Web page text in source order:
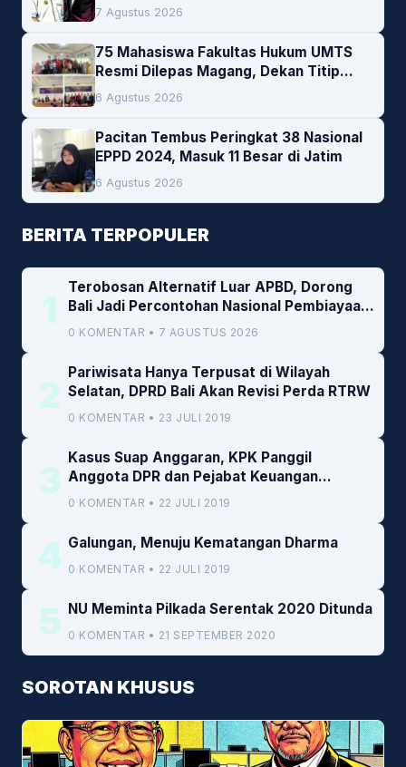
Pembiayaan Daerah
7 Agustus 2026
75 Mahasiswa Fakultas Hukum UMTS
Resmi Dilepas Magang, Dekan Titip
Empat Pesan Penting
6 Agustus 2026
Pacitan Tembus Peringkat 38 Nasional
EPPD 2024, Masuk 11 Besar di Jatim
6 Agustus 2026
BERITA TERPOPULER
1
Terobosan Alternatif Luar APBD, Dorong
Bali Jadi Percontohan Nasional Pembiayaan
Daerah
0 KOMENTAR • 7 AGUSTUS 2026
2
Pariwisata Hanya Terpusat di Wilayah
Selatan, DPRD Bali Akan Revisi Perda RTRW
0 KOMENTAR • 23 JULI 2019
3
Kasus Suap Anggaran, KPK Panggil
Anggota DPR dan Pejabat Keuangan
Kemenkeu
0 KOMENTAR • 22 JULI 2019
4 Galungan, Menuju Kematangan Dharma
0 KOMENTAR • 22 JULI 2019
5 NU Meminta Pilkada Serentak 2020 Ditunda
0 KOMENTAR • 21 SEPTEMBER 2020
SOROTAN KHUSUS